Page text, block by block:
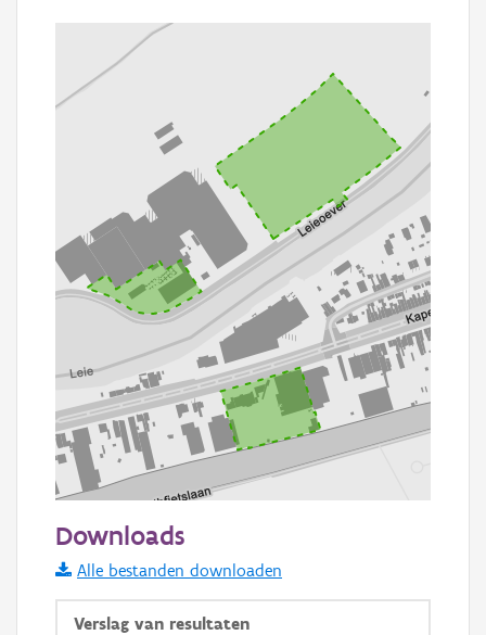
Informatie Vlaanderen
i
Downloads
Alle bestanden downloaden
Verslag van resultaten